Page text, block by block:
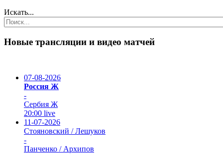
Искать...
Новые трансляции и видео матчей
07-08-2026
Россия Ж
-
Сербия Ж
20:00 live
11-07-2026
Стояновский / Лешуков
-
Панченко / Архипов